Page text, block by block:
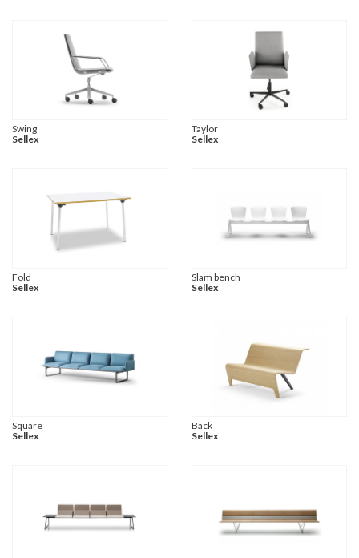
Swing
Sellex
Taylor
Sellex
Fold
Sellex
Slam bench
Sellex
Square
Sellex
Back
Sellex